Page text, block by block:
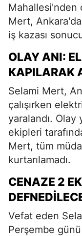
Mahallesi'nden
Mert, Ankara'da
iş kazası
OLAY ANI:
KAPILARAK
Selami Mert,
çalışırken
yaralandı. Olay
ekipleri
Mert, tüm
kurtarılamadı.
CENAZE 2
Vefat eden
Perşembe